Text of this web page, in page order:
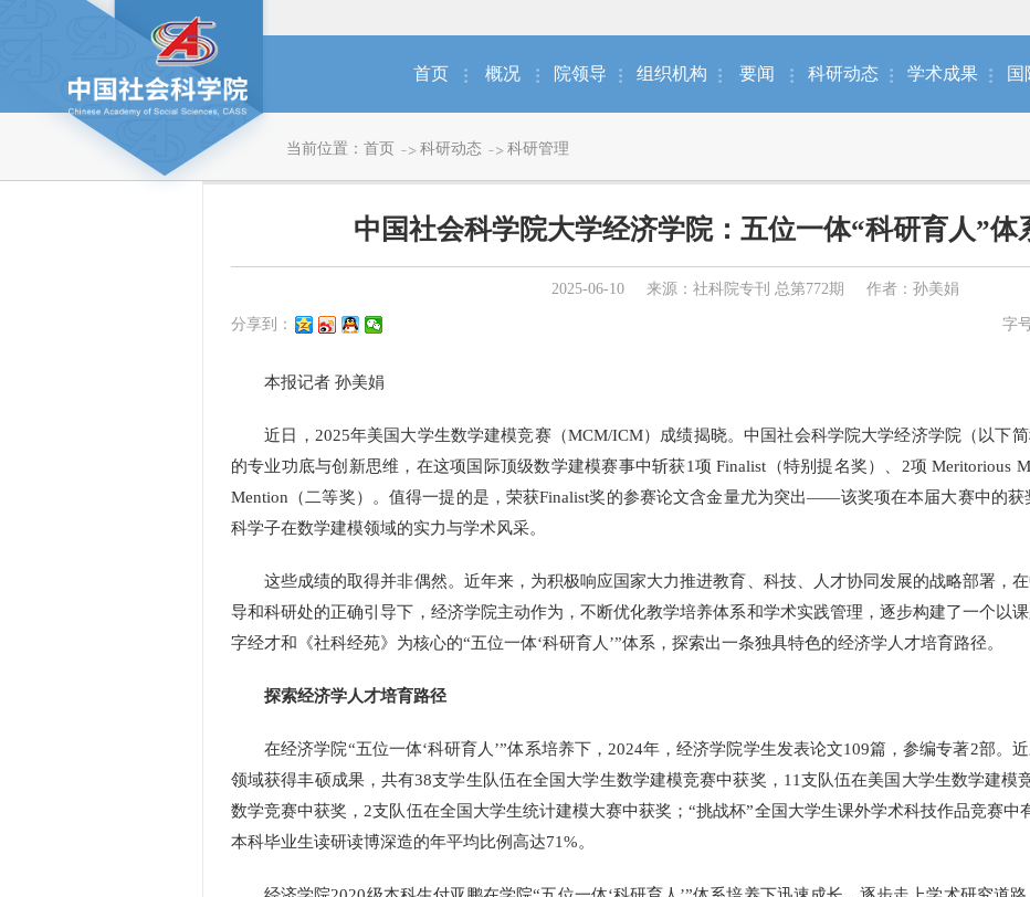
首页 概况 院领导 组织机构 要闻 科研动态 学术成果 国
当前位置： 首页 科研动态 科研管理
中国社会科学院大学经济学院：五位一体“科研育人”体
2025-06-10 来源：社科院专刊 总第772期 作者：孙美娟
分享到： 字
本报记者 孙美娟
近日，2025年美国大学生数学建模竞赛（MCM/ICM）成绩揭晓。中国社会科学院大学经济学院（以下简
的专业功底与创新思维，在这项国际顶级数学建模赛事中斩获1项 Finalist（特别提名奖）、2项 Meritorious
Mention（二等奖）。值得一提的是，荣获Finalist奖的参赛论文含金量尤为突出——该奖项在本届大赛中的获
科学子在数学建模领域的实力与学术风采。
这些成绩的取得并非偶然。近年来，为积极响应国家大力推进教育、科技、人才协同发展的战略部署，
导和科研处的正确引导下，经济学院主动作为，不断优化教学培养体系和学术实践管理，逐步构建了一个以
字经才和《社科经苑》为核心的“五位一体‘科研育人’”体系，探索出一条独具特色的经济学人才培育路径。
探索经济学人才培育路径
在经济学院“五位一体‘科研育人’”体系培养下，2024年，经济学院学生发表论文109篇，参编专著2部。
领域获得丰硕成果，共有38支学生队伍在全国大学生数学建模竞赛中获奖，11支队伍在美国大学生数学建模
数学竞赛中获奖，2支队伍在全国大学生统计建模大赛中获奖；“挑战杯”全国大学生课外学术科技作品竞赛中
本科毕业生读研读博深造的年平均比例高达71%。